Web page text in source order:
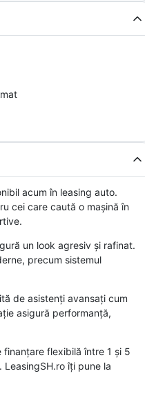
acum în leasing auto.
cei care caută o mașină în
un look agresiv și rafinat.
precum sistemul
de asistenți avansați cum
asigură performanță,
flexibilă între 1 și 5
îți pune la